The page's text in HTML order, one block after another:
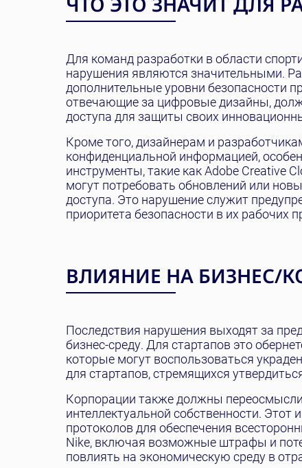
Для команд разработки в области
нарушения являются значительными.
дополнительные уровни безопасности
отвечающие за цифровые дизайны,
доступа для защиты своих
Кроме того, дизайнерам и
конфиденциальной информацией,
инструменты, такие как Adobe Creative
могут потребовать обновлений или
доступа. Это нарушение служит
приоритета безопасности в их рабочих
ВЛИЯНИЕ НА БИЗНЕС/
Последствия нарушения выходят за
бизнес-среду. Для стартапов это
которые могут воспользоваться
для стартапов, стремящихся
Корпорации также должны
интеллектуальной собственности.
протоколов для обеспечения
Nike, включая возможные штрафы и
повлиять на экономическую среду в